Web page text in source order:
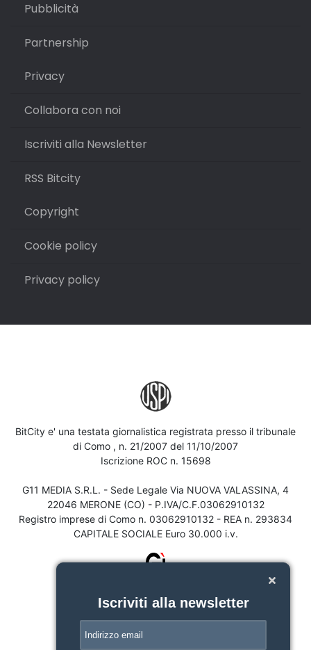
Pubblicità
Partnership
Privacy
Collabora con noi
Iscriviti alla Newsletter
RSS Bitcity
Copyright
Cookie policy
Privacy policy
BitCity e' una testata giornalistica registrata presso il tribunale
di Como , n. 21/2007 del 11/10/2007
Iscrizione ROC n. 15698
G11 MEDIA S.R.L. - Sede Legale Via NUOVA VALASSINA, 4
22046 MERONE (CO) - P.IVA/C.F.03062910132
Registro imprese di Como n. 03062910132 - REA n. 293834
CAPITALE SOCIALE Euro 30.000 i.v.
Iscriviti alla newsletter